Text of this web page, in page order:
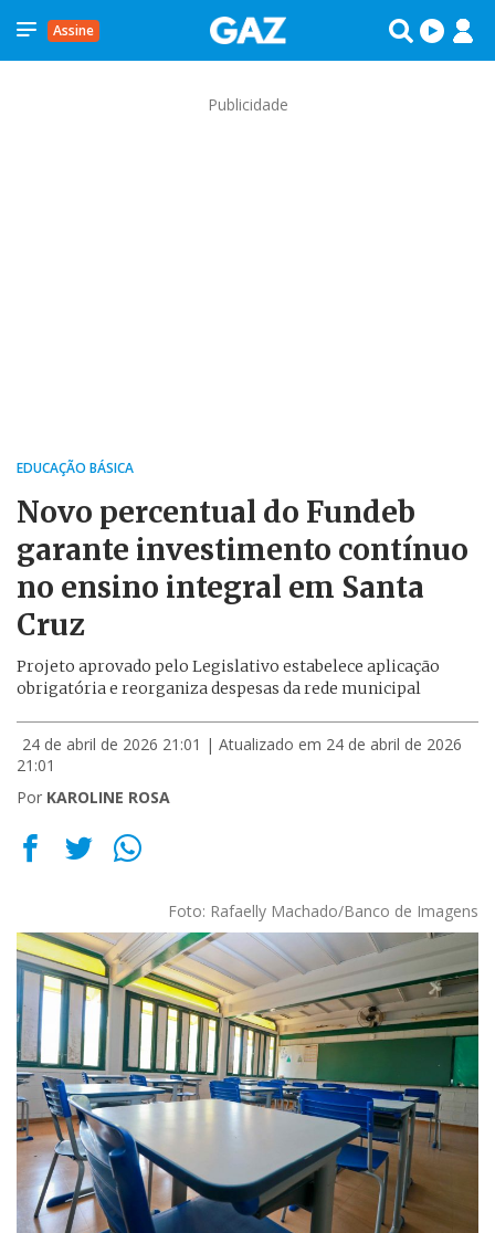
Assine
Publicidade
EDUCAÇÃO BÁSICA
Novo percentual do Fundeb
garante investimento contínuo
no ensino integral em Santa
Cruz
Projeto aprovado pelo Legislativo estabelece aplicação
obrigatória e reorganiza despesas da rede municipal
24 de abril de 2026 21:01 | Atualizado em 24 de abril de 2026
21:01
Por KAROLINE ROSA
Foto: Rafaelly Machado/Banco de Imagens